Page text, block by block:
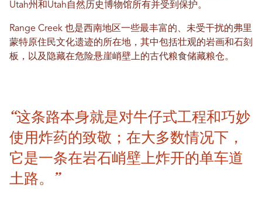
Utah州和Utah自然历史博物馆所有并受到保护。
Range Creek 也是西南地区一些最丰富的、未受干扰的弗里
蒙特原住民文化遗迹的所在地，其中包括壮观的岩画和石刻
板，以及隐藏在危险悬崖峭壁上的古代粮食储藏粮仓。
“这条路本身就是对牛仔式工程和巧妙
使用炸药的致敬；在大多数情况下，
它是一条在岩石峭壁上炸开的单车道
土路。”